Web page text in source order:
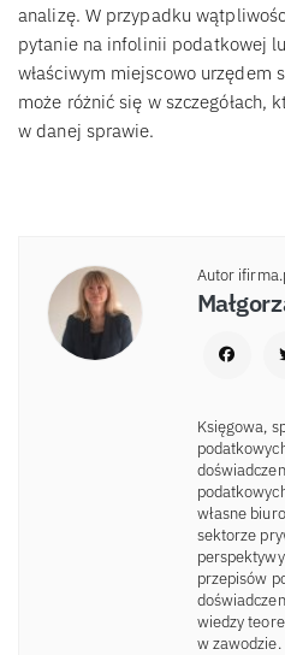
analizę. W przypadku
pytanie na infolinii podatkowej
właściwym miejscowo urzędem
może różnić się w szczegółach,
w danej sprawie.
Autor
Księgowa,
własne
sektorze
przepisów
wiedzy
w zawodzie.